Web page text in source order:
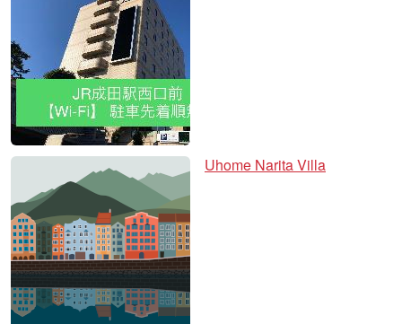
Uhome Narita Villa